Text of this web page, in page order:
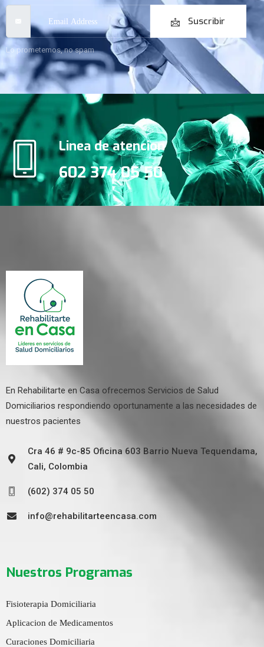
Suscribir
Lo prometemos, no spam
Linea de atencion
602 374 05 50
En Rehabilitarte en Casa ofrecemos Servicios de Salud
Domiciliarios respondiendo oportunamente a las necesidades de
nuestros pacientes
Cra 46 # 9c-85 Oficina 603 Barrio Nueva Tequendama,
Cali, Colombia
(602) 374 05 50
info@rehabilitarteencasa.com
Nuestros Programas
Fisioterapia Domiciliaria
Aplicacion de Medicamentos
Curaciones Domiciliaria